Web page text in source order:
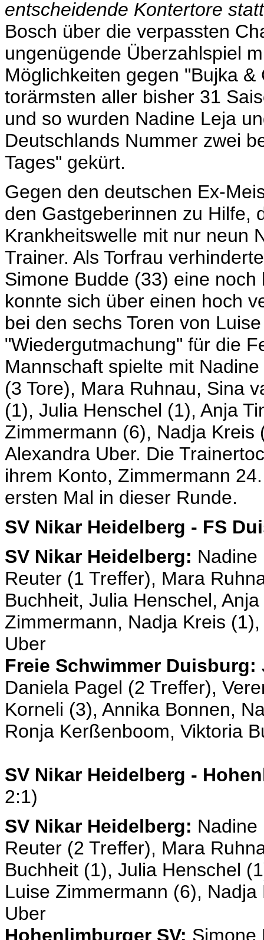
entscheidende Kontertore
Bosch über die verpassten
ungenügende Überzahlspiel
Möglichkeiten gegen "Bujka
torärmsten aller bisher 31
und so wurden Nadine Leja
Deutschlands Nummer zwei
Tages" gekürt.
Gegen den deutschen Ex-
den Gastgeberinnen zu Hilfe,
Krankheitswelle mit nur neun
Trainer. Als Torfrau
Simone Budde (33) eine
konnte sich über einen hoch
bei den sechs Toren von
"Wiedergutmachung" für die
Mannschaft spielte mit
(3 Tore), Mara Ruhnau, Sina
(1), Julia Henschel (1), Anja
Zimmermann (6), Nadja
Alexandra Uber. Die
ihrem Konto, Zimmermann
ersten Mal in dieser Runde.
SV Nikar Heidelberg - FS
SV Nikar Heidelberg: Nadine
Reuter (1 Treffer), Mara
Buchheit, Julia Henschel,
Zimmermann, Nadja Kreis
Uber
Freie Schwimmer Duisburg:
Daniela Pagel (2 Treffer),
Korneli (3), Annika Bonnen,
Ronja Kerßenboom, Viktoria
SV Nikar Heidelberg -
2:1)
SV Nikar Heidelberg: Nadine
Reuter (2 Treffer), Mara
Buchheit (1), Julia Henschel
Luise Zimmermann (6),
Uber
Hohenlimburger SV: Simone